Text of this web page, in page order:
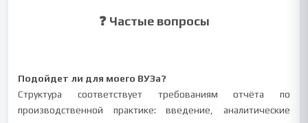
❓ Частые вопросы
Подойдет ли для моего ВУЗа?
Структура соответствует требованиям отчёта по
производственной практике: введение, аналитические